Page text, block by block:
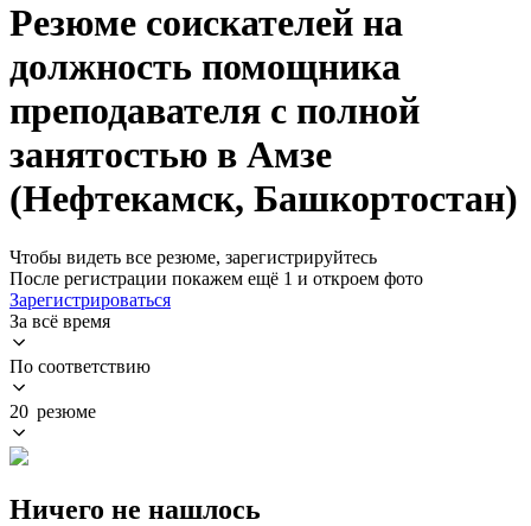
Резюме соискателей на
должность помощника
преподавателя с полной
занятостью в Амзе
(Нефтекамск, Башкортостан)
Чтобы видеть все резюме, зарегистрируйтесь
После регистрации покажем ещё 1 и откроем фото
Зарегистрироваться
За всё время
По соответствию
20 резюме
Ничего не нашлось